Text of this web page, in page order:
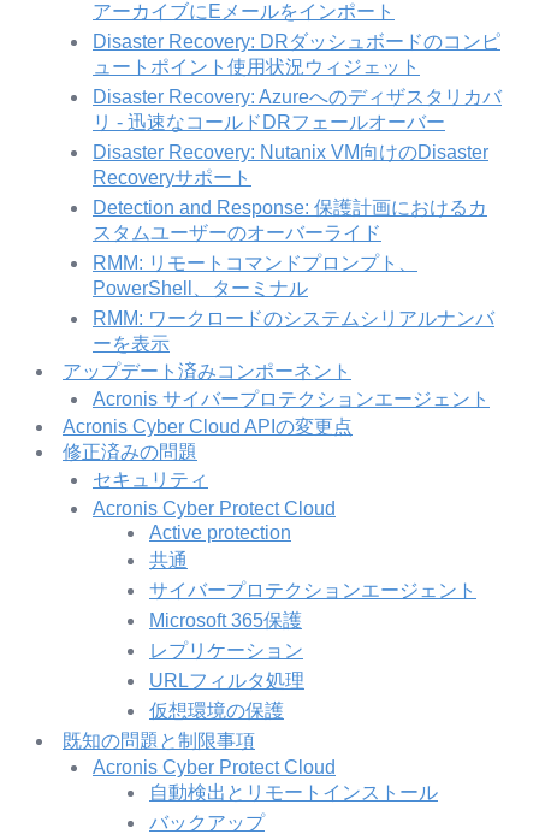
アーカイブにEメールをインポート
Disaster Recovery: DRダッシュボードのコンピ
ュートポイント使用状況ウィジェット
Disaster Recovery: Azureへのディザスタリカバ
リ - 迅速なコールドDRフェールオーバー
Disaster Recovery: Nutanix VM向けのDisaster
Recoveryサポート
Detection and Response: 保護計画におけるカ
スタムユーザーのオーバーライド
RMM: リモートコマンドプロンプト、
PowerShell、ターミナル
RMM: ワークロードのシステムシリアルナンバ
ーを表示
アップデート済みコンポーネント
Acronis サイバープロテクションエージェント
Acronis Cyber Cloud APIの変更点
修正済みの問題
セキュリティ
Acronis Cyber Protect Cloud
Active protection
共通
サイバープロテクションエージェント
Microsoft 365保護
レプリケーション
URLフィルタ処理
仮想環境の保護
既知の問題と制限事項
Acronis Cyber Protect Cloud
自動検出とリモートインストール
バックアップ